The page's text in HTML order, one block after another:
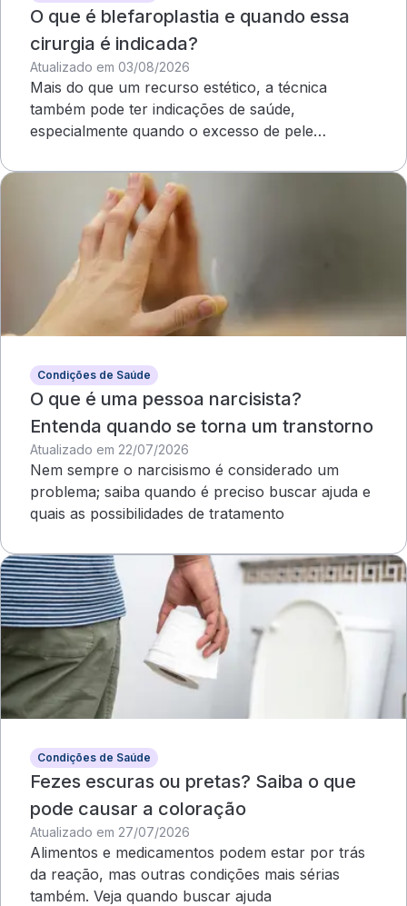
O que é blefaroplastia e quando essa
cirurgia é indicada?
Atualizado em 03/08/2026
Mais do que um recurso estético, a técnica
também pode ter indicações de saúde,
especialmente quando o excesso de pele
Condições de Saúde
O que é uma pessoa narcisista?
Entenda quando se torna um transtorno
Atualizado em 22/07/2026
Nem sempre o narcisismo é considerado um
problema; saiba quando é preciso buscar ajuda e
quais as possibilidades de tratamento
Condições de Saúde
Fezes escuras ou pretas? Saiba o que
pode causar a coloração
Atualizado em 27/07/2026
Alimentos e medicamentos podem estar por trás
da reação, mas outras condições mais sérias
também. Veja quando buscar ajuda